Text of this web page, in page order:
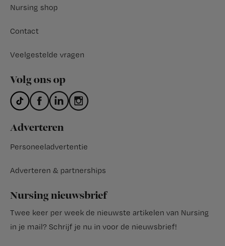
Nursing shop
Contact
Veelgestelde vragen
Volg ons op
Adverteren
Personeeladvertentie
Adverteren & partnerships
Nursing nieuwsbrief
Twee keer per week de nieuwste artikelen van Nursing
in je mail? Schrijf je nu in voor de nieuwsbrief!